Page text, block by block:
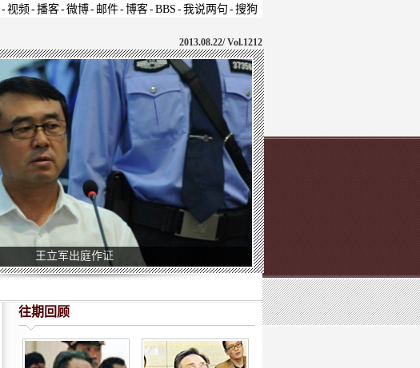
-视频 -播客-微博- 邮件-博客-BBS -我说两句 -搜狗
2013.08.22/Vol.1212
王立军出庭作证
往期回顾